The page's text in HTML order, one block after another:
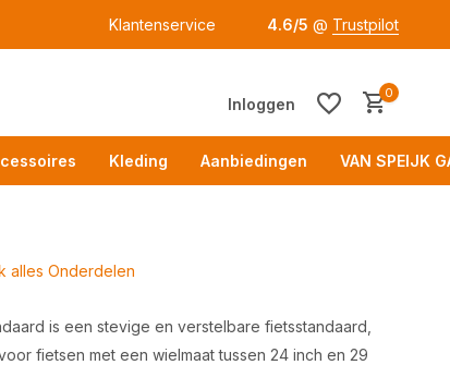
Klantenservice 4.6/5 @ Trustpilot
Inloggen
0
Kleding Aanbiedingen VAN SPEIJK
alles Onderdelen
is een stevige en verstelbare fietsstandaard,
fietsen met een wielmaat tussen 24 inch en 29